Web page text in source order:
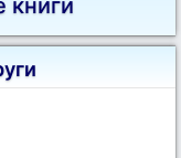
книги